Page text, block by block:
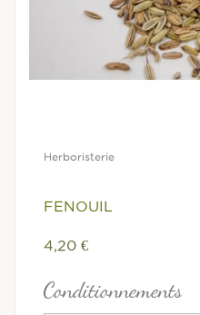
Herboristerie
FENOUIL
4,20 €
Conditionnements